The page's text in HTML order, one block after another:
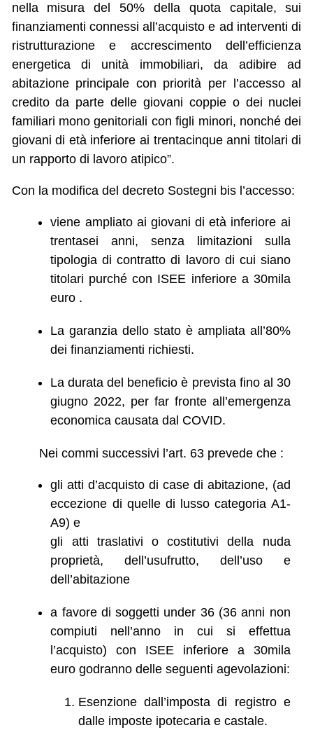
nella misura del 50% della quota capitale, sui
finanziamenti connessi all’acquisto e ad interventi di
ristrutturazione e accrescimento dell’efficienza
energetica di unità immobiliari, da adibire ad
abitazione principale con priorità per l’accesso al
credito da parte delle giovani coppie o dei nuclei
familiari mono genitoriali con figli minori, nonché dei
giovani di età inferiore ai trentacinque anni titolari di
un rapporto di lavoro atipico”.
Con la modifica del decreto Sostegni bis l’accesso:
viene ampliato ai giovani di età inferiore ai
trentasei anni, senza limitazioni sulla
tipologia di contratto di lavoro di cui siano
titolari purché con ISEE inferiore a 30mila
euro .
La garanzia dello stato è ampliata all’80%
dei finanziamenti richiesti.
La durata del beneficio è prevista fino al 30
giugno 2022, per far fronte all’emergenza
economica causata dal COVID.
Nei commi successivi l’art. 63 prevede che :
gli atti d’acquisto di case di abitazione, (ad
eccezione di quelle di lusso categoria A1-
A9) e
gli atti traslativi o costitutivi della nuda
proprietà, dell’usufrutto, dell’uso e
dell’abitazione
a favore di soggetti under 36 (36 anni non
compiuti nell’anno in cui si effettua
l’acquisto) con ISEE inferiore a 30mila
euro godranno delle seguenti agevolazioni:
Esenzione dall’imposta di registro e
dalle imposte ipotecaria e castale.